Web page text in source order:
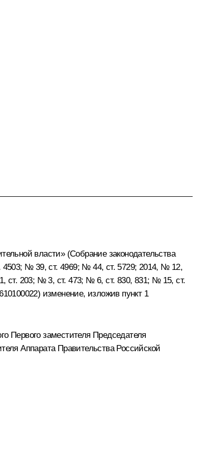
власти» (Собрание законодательства
№ 39, ст. 4969; № 44, ст. 5729; 2014, № 12,
ст. 203; № 3, ст. 473; № 6, ст. 830, 831; № 15, ст.
изменение, изложив пункт 1
Первого заместителя Председателя
Аппарата Правительства Российской